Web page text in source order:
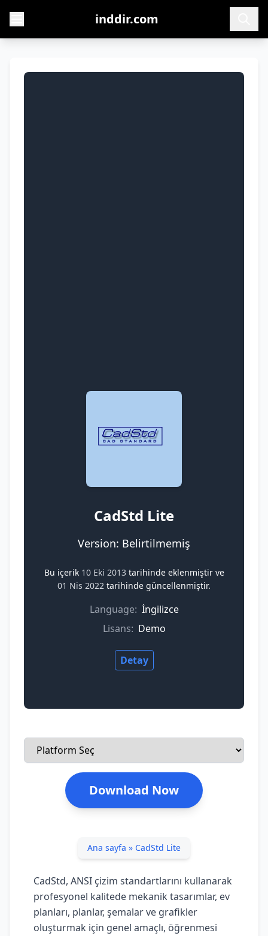
inddir.com
CadStd Lite
Version: Belirtilmemiş
Bu içerik 10 Eki 2013 tarihinde eklenmiştir ve
01 Nis 2022 tarihinde güncellenmiştir.
Language: İngilizce
Lisans: Demo
Detay
Download Now
Ana sayfa » CadStd Lite
CadStd, ANSI çizim standartlarını kullanarak
profesyonel kalitede mekanik tasarımlar, ev
planları, planlar, şemalar ve grafikler
oluşturmak için genel amaçlı, öğrenmesi